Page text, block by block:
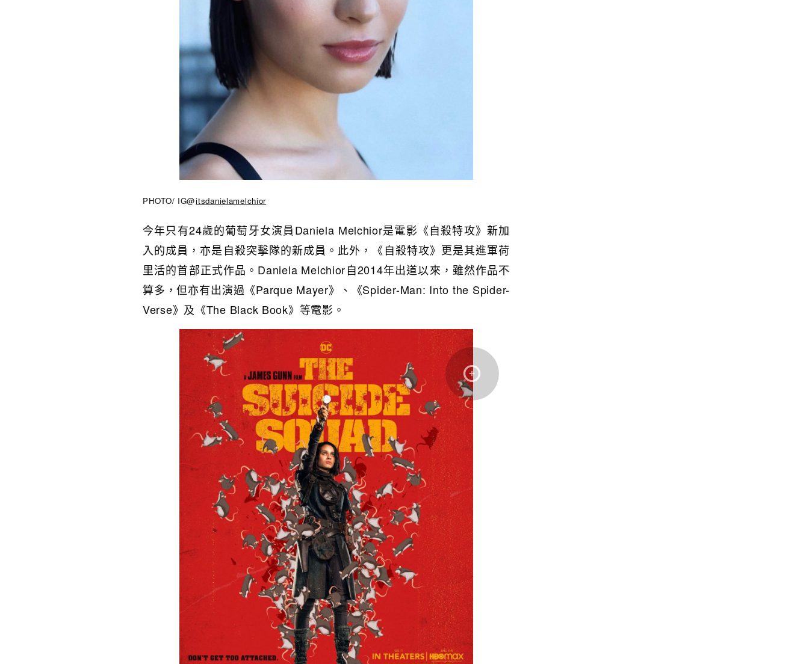
PHOTO/ IG@itsdanielamelchior
今年只有24歲的葡萄牙女演員Daniela Melchior是電影《自殺特攻》新加
入的成員，亦是自殺突擊隊的新成員。此外，
《自殺特攻》更是其進軍荷
里活的首部正式作品。 Daniela Melchior自2014年出道以來，雖然作品不
算多，但亦有出演過《Parque Mayer》、《Spider-Man: Into the Spider-
Verse》及《The Black Book》等電影。